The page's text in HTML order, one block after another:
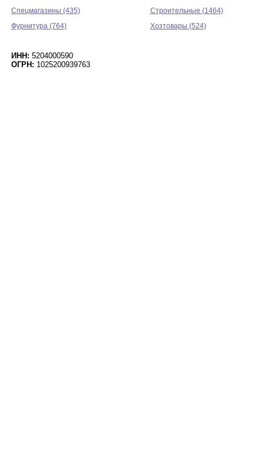
Спецмагазины (435)
Строительные (1464)
Фурнитура (764)
Хозтовары (524)
ИНН: 5204000590
ОГРН: 1025200939763